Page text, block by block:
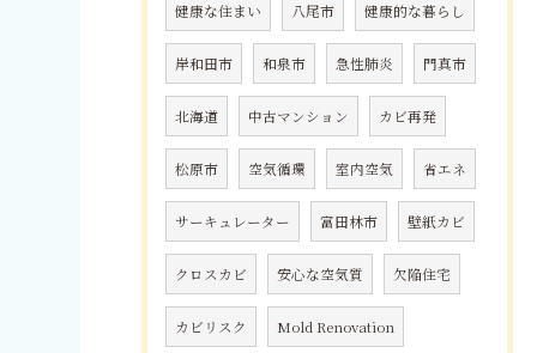
健康な住まい 八尾市 健康的な暮らし
岸和田市 和泉市 急性肺炎 門真市
北海道 中古マンション カビ再発
松原市 空気循環 室内空気 省エネ
サーキュレーター 富田林市 壁紙カビ
クロスカビ 安心な空気質 欠陥住宅
カビリスク Mold Renovation